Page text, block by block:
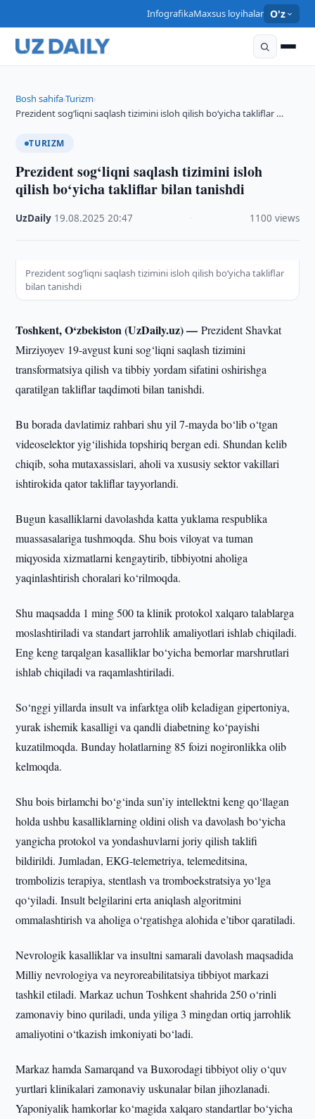
InfografikaMaxsus loyihalar O'z
Bosh sahifa›Turizm›
Prezident sog‘liqni saqlash tizimini isloh qilish bo‘yicha takliflar …
TURIZM
Prezident sog‘liqni saqlash tizimini isloh
qilish bo‘yicha takliflar bilan tanishdi
UzDaily 19.08.2025 ·20:47 1100 views
Prezident sog‘liqni saqlash tizimini isloh qilish bo‘yicha takliflar
bilan tanishdi
Toshkent, O‘zbekiston (UzDaily.uz) —Prezident Shavkat
Mirziyoyev 19-avgust kuni sog‘liqni saqlash tizimini
transformatsiya qilish va tibbiy yordam sifatini oshirishga
qaratilgan takliflar taqdimoti bilan tanishdi.
Bu borada davlatimiz rahbari shu yil 7-mayda bo‘lib o‘tgan
videoselektor yig‘ilishida topshiriq bergan edi. Shundan kelib
chiqib, soha mutaxassislari, aholi va xususiy sektor vakillari
ishtirokida qator takliflar tayyorlandi.
Bugun kasalliklarni davolashda katta yuklama respublika
muassasalariga tushmoqda. Shu bois viloyat va tuman
miqyosida xizmatlarni kengaytirib, tibbiyotni aholiga
yaqinlashtirish choralari ko‘rilmoqda.
Shu maqsadda 1 ming 500 ta klinik protokol xalqaro talablarga
moslashtiriladi va standart jarrohlik amaliyotlari ishlab chiqiladi.
Eng keng tarqalgan kasalliklar bo‘yicha bemorlar marshrutlari
ishlab chiqiladi va raqamlashtiriladi.
So‘nggi yillarda insult va infarktga olib keladigan gipertoniya,
yurak ishemik kasalligi va qandli diabetning ko‘payishi
kuzatilmoqda. Bunday holatlarning 85 foizi nogironlikka olib
kelmoqda.
Shu bois birlamchi bo‘g‘inda sun’iy intellektni keng qo‘llagan
holda ushbu kasalliklarning oldini olish va davolash bo‘yicha
yangicha protokol va yondashuvlarni joriy qilish taklifi
bildirildi. Jumladan, EKG-telemetriya, telemeditsina,
trombolizis terapiya, stentlash va tromboekstratsiya yo‘lga
qo‘yiladi. Insult belgilarini erta aniqlash algoritmini
ommalashtirish va aholiga o‘rgatishga alohida e’tibor qaratiladi.
Nevrologik kasalliklar va insultni samarali davolash maqsadida
Milliy nevrologiya va neyroreabilitatsiya tibbiyot markazi
tashkil etiladi. Markaz uchun Toshkent shahrida 250 o‘rinli
zamonaviy bino quriladi, unda yiliga 3 mingdan ortiq jarrohlik
amaliyotini o‘tkazish imkoniyati bo‘ladi.
Markaz hamda Samarqand va Buxorodagi tibbiyot oliy o‘quv
yurtlari klinikalari zamonaviy uskunalar bilan jihozlanadi.
Yaponiyalik hamkorlar ko‘magida xalqaro standartlar bo‘yicha